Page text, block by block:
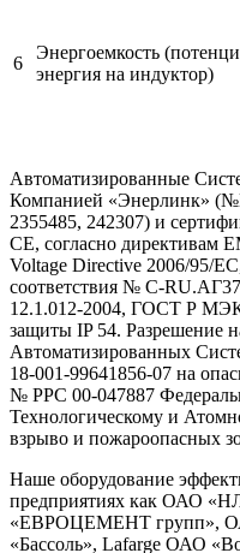
6
Энергоемкость
энергия на индуктор)
Автоматизированные
Компанией «Энерлинк»
2355485, 242307) и
СЕ, согласно директивам
Voltage Directive 2006/95/
соответствия № С-
12.1.012-2004, ГОСТ Р
защиты IP 54. Разрешение
Автоматизированных
18-001-99641856-07 на
№ РРС 00-047887
Технологическому и
взрыво и пожароопасных
Наше оборудование
предприятиях как ОАО
«ЕВРОЦЕМЕНТ групп»,
«Бассоль», Lafarge ОАО